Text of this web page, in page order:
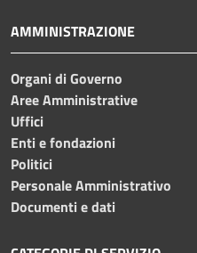
AMMINISTRAZIONE
Organi di Governo
Aree Amministrative
Uffici
Enti e fondazioni
Politici
Personale Amministrativo
Documenti e dati